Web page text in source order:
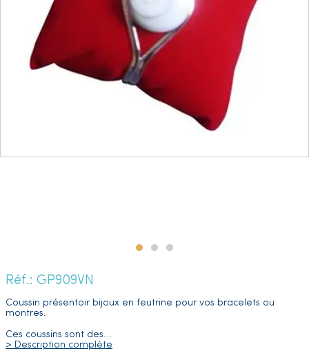
Réf.: GP909VN
Coussin présentoir bijoux en feutrine pour vos bracelets ou
montres.
Ces coussins sont des…
> Description complète